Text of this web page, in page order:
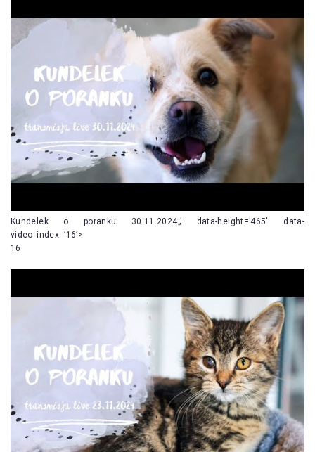
Kundelek o poranku 30.11.2024„’ data-height=’465′ data-
video_index=’16’>
16